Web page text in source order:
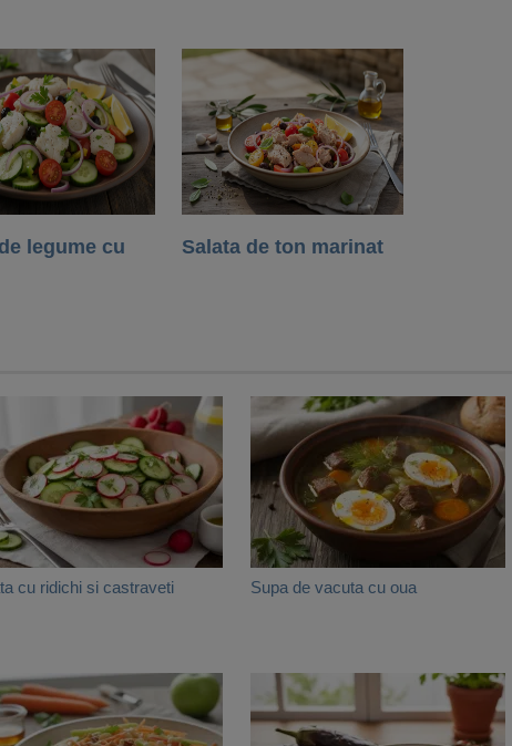
legume cu
Salata de ton marinat
cu ridichi si castraveti Supa de vacuta cu oua